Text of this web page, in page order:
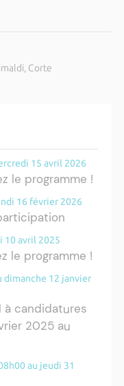
Corte
15 avril 2026
le programme !
16 février 2026
10 avril 2025
le programme !
dimanche 12 janvier
à candidatures
2025 au
au jeudi 31